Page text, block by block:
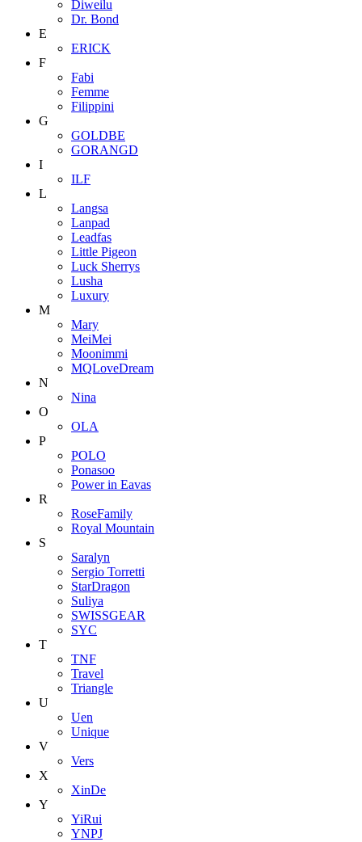
Diweilu
Dr. Bond
E
ERICK
F
Fabi
Femme
Filippini
G
GOLDBE
GORANGD
I
ILF
L
Langsa
Lanpad
Leadfas
Little Pigeon
Luck Sherrys
Lusha
Luxury
M
Mary
MeiMei
Moonimmi
MQLoveDream
N
Nina
O
OLA
P
POLO
Ponasoo
Power in Eavas
R
RoseFamily
Royal Mountain
S
Saralyn
Sergio Torretti
StarDragon
Suliya
SWISSGEAR
SYC
T
TNF
Travel
Triangle
U
Uen
Unique
V
Vers
X
XinDe
Y
YiRui
YNPJ